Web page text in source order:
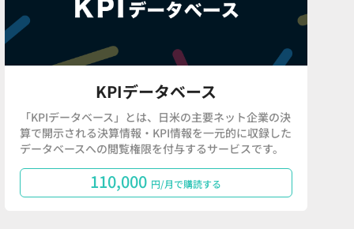
KPIデータベース
「KPIデータベース」とは、日米の主要ネット企業の決
算で開示される決算情報・KPI情報を一元的に収録した
データベースへの閲覧権限を付与するサービスです。
110,000 円/月で購読する